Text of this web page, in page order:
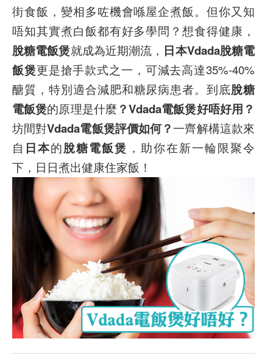
街食飯，變相多咗機會喺屋企煮飯。但你又知
唔知其實煮白飯都有好多學問？想食得健康，
脫糖電飯煲就成為近期潮流， 日本Vdada脫糖電
飯煲更是搶手款式之一，可減去高達35%-40%
醣質，特別適合減肥和糖尿病患者。到底脫糖
電飯煲的原理是什麼 ？Vdada電飯煲好唔好用？
坊間對Vdada電飯煲評價如何？一齊解構這款來
自 日本的脫糖電飯煲 ，助你在新一輪限聚令
下，日日煮出健康住家飯！